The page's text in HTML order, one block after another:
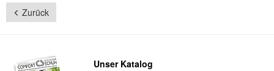
Zurück
Unser Katalog